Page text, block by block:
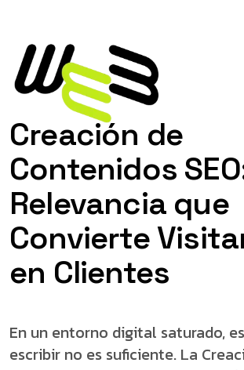
Creación de
Contenidos
Relevancia que
Convierte
en Clientes
En un entorno digital saturado,
escribir no es suficiente. La